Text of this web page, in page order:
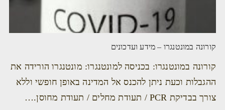
קורונה במונטנגרו – מידע ועדכונים
קורונה במונטנגרו: בכניסה למונטנגרו: מונטנגרו הורידה את
ההגבלות וכעת ניתן להכנס אל המדינה באופן חופשי וללא
צורך בבדיקת PCR / תעודת מחלים / תעודת מחוסן.…